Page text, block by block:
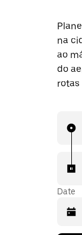
na
ao
do
rotas
Date